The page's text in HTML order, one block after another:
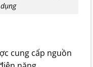
cung cấp nguồn